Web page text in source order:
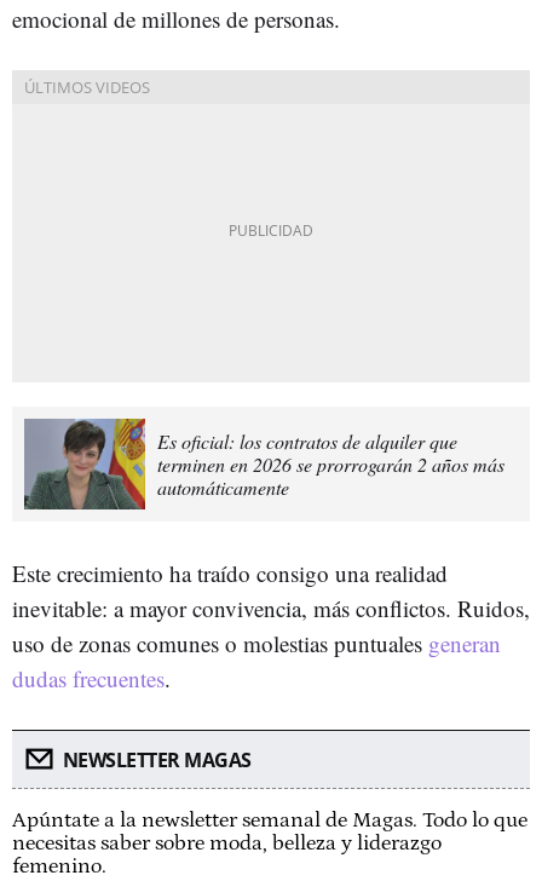
emocional de millones de personas.
Es oficial: los contratos de alquiler que
terminen en 2026 se prorrogarán 2 años más
automáticamente
Este crecimiento ha traído consigo una realidad
inevitable: a mayor convivencia, más conflictos. Ruidos,
uso de zonas comunes o molestias puntuales generan
dudas frecuentes.
NEWSLETTER MAGAS
Apúntate a la newsletter semanal de Magas. Todo lo que
necesitas saber sobre moda, belleza y liderazgo
femenino.